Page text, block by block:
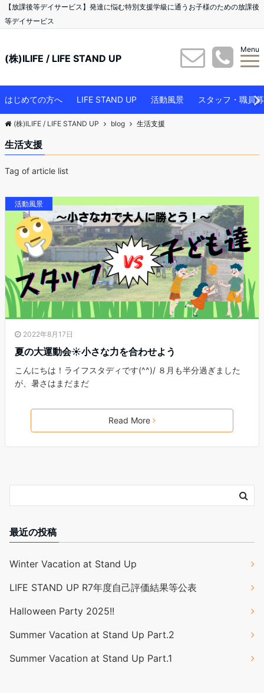
【放課後等デイサービス】発達に悩む特別支援学級に通うお子様のための放課後
等デイサービス
(株)ILIFE / LIFE STAND UP
Menu
はじめての方へ LIFE STAND UP 活動風景 スタッフ・職員
(株)ILIFE / LIFE STAND UP blog 生活支援
生活支援
Tag of article list
活動風景
2022年8月17日
夏の大運動会☀小さな力を合わせよう
こんにちは！ライフスタディです(^^)/ ８月も半分過ぎました
が、暑さはまだまだ
Read More
最近の投稿
Winter Vacation at Stand Up
LIFE STAND UP R7年度自己評価結果等公表
Halloween Party 2025!!
Summer Vacation at Stand Up Part.2
Summer Vacation at Stand Up Part.1